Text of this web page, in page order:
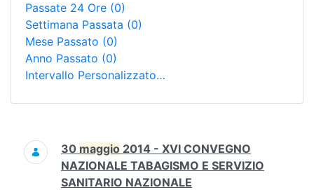
Passate 24 Ore (0)
Settimana Passata (0)
Mese Passato (0)
Anno Passato (0)
Intervallo Personalizzato…
Ricerca
30 maggio 2014 - XVI CONVEGNO
NAZIONALE TABAGISMO E SERVIZIO
SANITARIO NAZIONALE